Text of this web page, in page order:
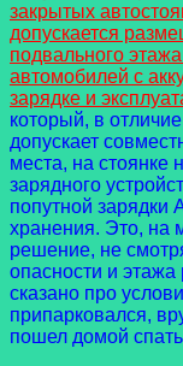
закрытых
допускается
подвального
автомобилей с
зарядке и
который, в
допускает
места, на стоянке
зарядного
попутной зарядки
хранения. Это, на
решение, не
опасности и
сказано про
припарковался,
пошел домой